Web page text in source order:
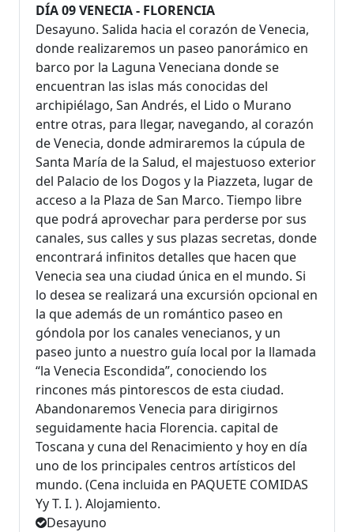
DÍA 09 VENECIA - FLORENCIA
Desayuno. Salida hacia el corazón de Venecia,
donde realizaremos un paseo panorámico en
barco por la Laguna Veneciana donde se
encuentran las islas más conocidas del
archipiélago, San Andrés, el Lido o Murano
entre otras, para llegar, navegando, al corazón
de Venecia, donde admiraremos la cúpula de
Santa María de la Salud, el majestuoso exterior
del Palacio de los Dogos y la Piazzeta, lugar de
acceso a la Plaza de San Marco. Tiempo libre
que podrá aprovechar para perderse por sus
canales, sus calles y sus plazas secretas, donde
encontrará infinitos detalles que hacen que
Venecia sea una ciudad única en el mundo. Si
lo desea se realizará una excursión opcional en
la que además de un romántico paseo en
góndola por los canales venecianos, y un
paseo junto a nuestro guía local por la llamada
“la Venecia Escondida”, conociendo los
rincones más pintorescos de esta ciudad.
Abandonaremos Venecia para dirigirnos
seguidamente hacia Florencia. capital de
Toscana y cuna del Renacimiento y hoy en día
uno de los principales centros artísticos del
mundo. (Cena incluida en PAQUETE COMIDAS
Yy T. I. ). Alojamiento.
Desayuno